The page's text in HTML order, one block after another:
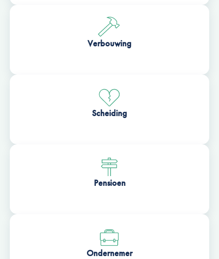
Verbouwing
Scheiding
Pensioen
Ondernemer